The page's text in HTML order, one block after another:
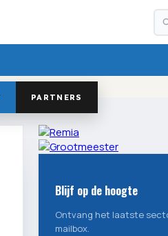
PARTNERS
Blijf op de hoogte
Ontvang het laatste
mailbox.